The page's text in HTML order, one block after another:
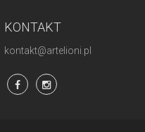
KONTAKT
kontakt@artelioni.pl